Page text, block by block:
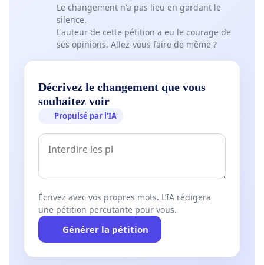
Le changement n'a pas lieu en gardant le
silence.
L'auteur de cette pétition a eu le courage de
ses opinions. Allez-vous faire de même ?
Décrivez le changement que vous
souhaitez voir
Propulsé par l’IA
Écrivez avec vos propres mots. L’IA rédigera
une pétition percutante pour vous.
Générer la pétition